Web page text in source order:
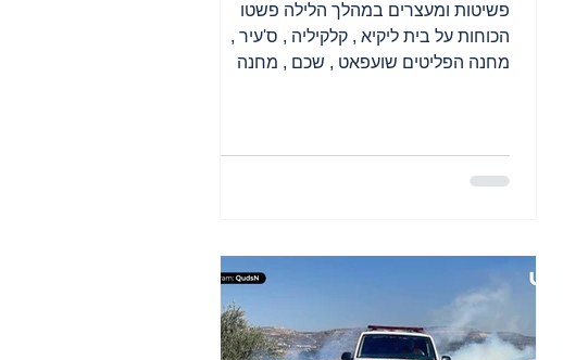
פשיטות ומעצרים במהלך הלילה פשטו
הכוחות על בית ליקיא , קלקיליה , ס'עיר ,
מחנה הפליטים שועפאט , שכם , מחנה